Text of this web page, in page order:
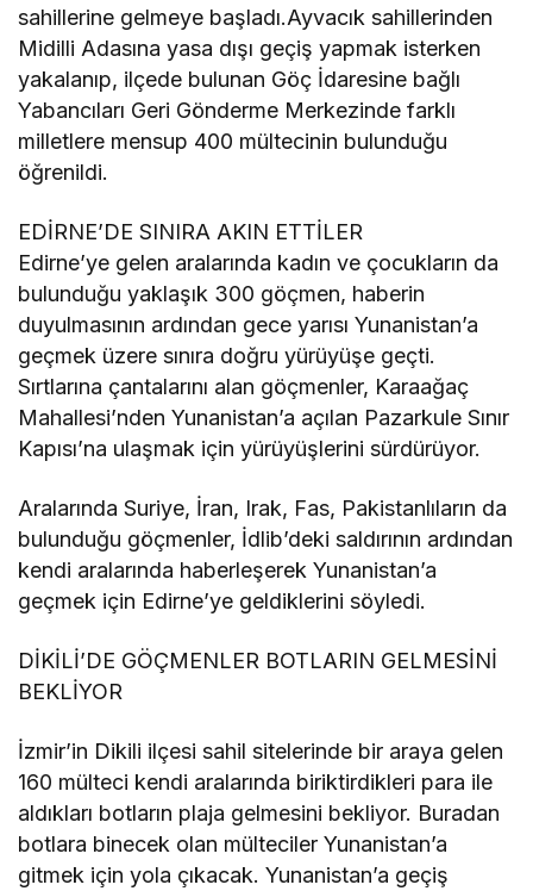
sahillerine gelmeye başladı.Ayvacık sahillerinden
Midilli Adasına yasa dışı geçiş yapmak isterken
yakalanıp, ilçede bulunan Göç İdaresine bağlı
Yabancıları Geri Gönderme Merkezinde farklı
milletlere mensup 400 mültecinin bulunduğu
öğrenildi.
EDİRNE’DE SINIRA AKIN ETTİLER
Edirne’ye gelen aralarında kadın ve çocukların da
bulunduğu yaklaşık 300 göçmen, haberin
duyulmasının ardından gece yarısı Yunanistan’a
geçmek üzere sınıra doğru yürüyüşe geçti.
Sırtlarına çantalarını alan göçmenler, Karaağaç
Mahallesi’nden Yunanistan’a açılan Pazarkule Sınır
Kapısı’na ulaşmak için yürüyüşlerini sürdürüyor.
Aralarında Suriye, İran, Irak, Fas, Pakistanlıların da
bulunduğu göçmenler, İdlib’deki saldırının ardından
kendi aralarında haberleşerek Yunanistan’a
geçmek için Edirne’ye geldiklerini söyledi.
DİKİLİ’DE GÖÇMENLER BOTLARIN GELMESİNİ
BEKLİYOR
İzmir’in Dikili ilçesi sahil sitelerinde bir araya gelen
160 mülteci kendi aralarında biriktirdikleri para ile
aldıkları botların plaja gelmesini bekliyor. Buradan
botlara binecek olan mülteciler Yunanistan’a
gitmek için yola çıkacak. Yunanistan’a geçiş